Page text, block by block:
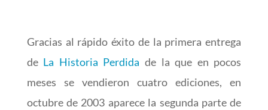
Gracias al rápido éxito de la primera entrega
de La Historia Perdida de la que en pocos
meses se vendieron cuatro ediciones, en
octubre de 2003 aparece la segunda parte de